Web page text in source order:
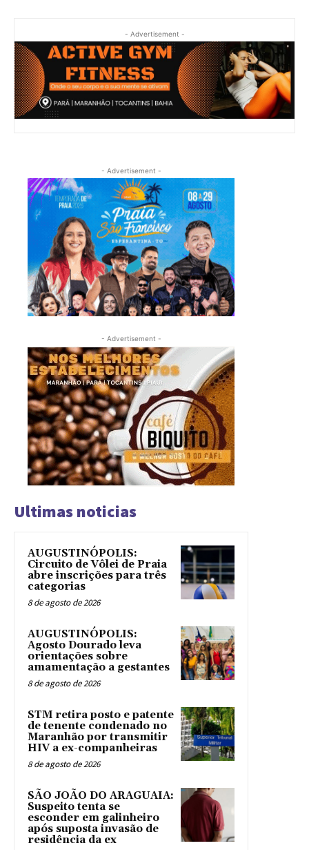
- Advertisement -
- Advertisement -
- Advertisement -
Ultimas noticias
AUGUSTINÓPOLIS:
Circuito de Vôlei de Praia
abre inscrições para três
categorias
8 de agosto de 2026
AUGUSTINÓPOLIS:
Agosto Dourado leva
orientações sobre
amamentação a gestantes
8 de agosto de 2026
STM retira posto e patente
de tenente condenado no
Maranhão por transmitir
HIV a ex-companheiras
8 de agosto de 2026
SÃO JOÃO DO ARAGUAIA:
Suspeito tenta se
esconder em galinheiro
após suposta invasão de
residência da ex